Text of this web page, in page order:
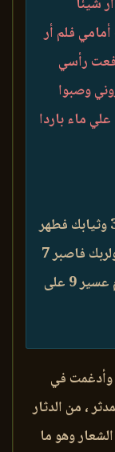
فلم أر
رأسي
وصبوا
ماء باردا
ياأيها المدثّر 1 قم فأنذر 2 وربك فكبر 3 وثيابك فطهر
4 والرجز فاهجر 5 ولا تمنن تستكثر 6 ولربك فاصبر 7
فإذا نقر في الناقورة 7 فذلك يومئذ يوم عسير 9 على
وأدغمت في
، من الدثار
وهو ما